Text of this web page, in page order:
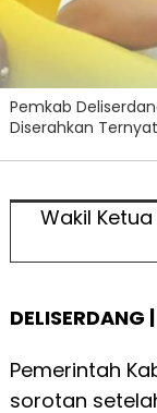
Pemkab
Diserahkan
Wakil Ketua
Pemerintah
sorotan